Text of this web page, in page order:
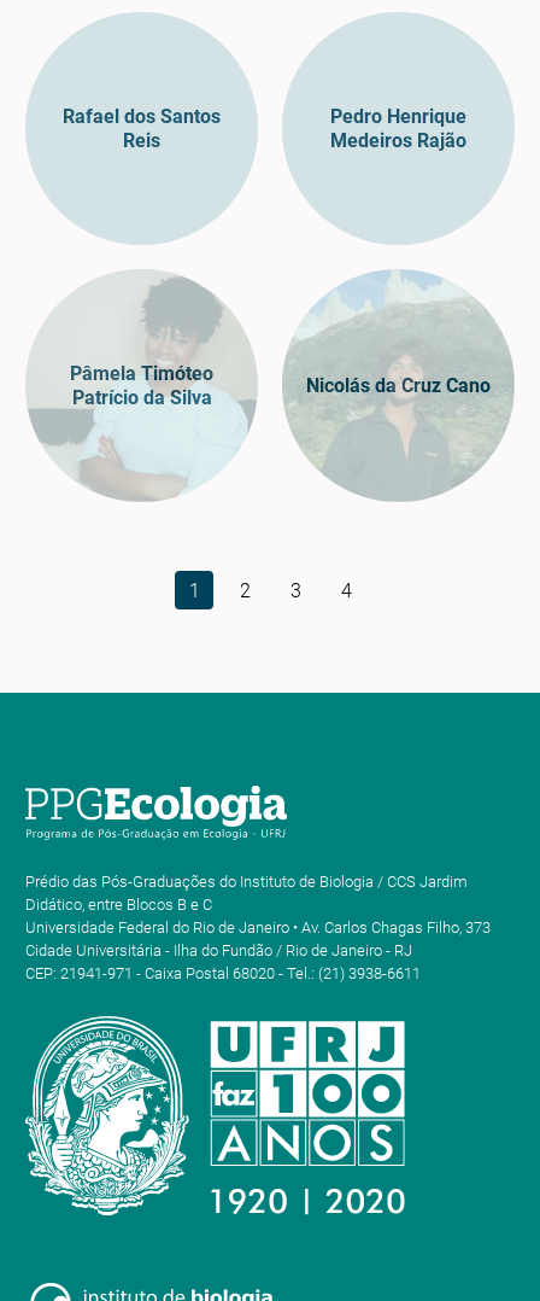
Rafael dos Santos
Reis
Pedro Henrique
Medeiros Rajão
Pâmela Timóteo
Patrício da Silva
Nicolás da Cruz Cano
1 2 3 4
Prédio das Pós-Graduações do Instituto de Biologia / CCS Jardim
Didático, entre Blocos B e C
Universidade Federal do Rio de Janeiro • Av. Carlos Chagas Filho, 373
Cidade Universitária - Ilha do Fundão / Rio de Janeiro - RJ
CEP: 21941-971 - Caixa Postal 68020 - Tel.: (21) 3938-6611